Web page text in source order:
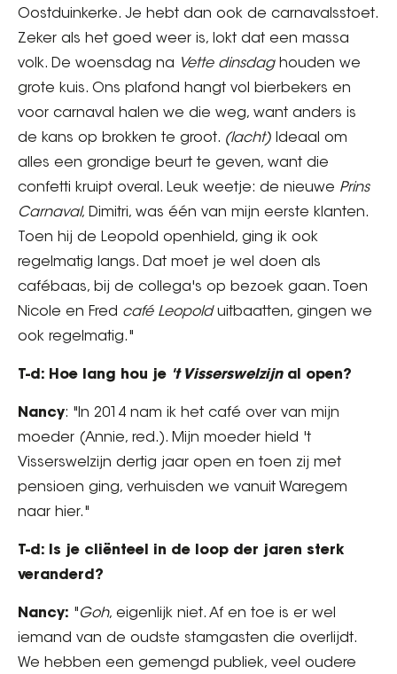
Oostduinkerke. Je hebt dan ook de carnavalsstoet.
Zeker als het goed weer is, lokt dat een massa
volk. De woensdag na Vette dinsdaghouden we
grote kuis. Ons plafond hangt vol bierbekers en
voor carnaval halen we die weg, want anders is
de kans op brokken te groot. (lacht) Ideaal om
alles een grondige beurt te geven, want die
confetti kruipt overal. Leuk weetje: de nieuwe Prins
Carnaval, Dimitri, was één van mijn eerste klanten.
Toen hij de Leopold openhield, ging ik ook
regelmatig langs. Dat moet je wel doen als
cafébaas, bij de collega's op bezoek gaan. Toen
Nicole en Fred café Leopolduitbaatten, gingen we
ook regelmatig."
T-d: Hoe lang hou je 't Visserswelzijnal open?
Nancy: "In 2014 nam ik het café over van mijn
moeder (Annie, red.). Mijn moeder hield 't
Visserswelzijn dertig jaar open en toen zij met
pensioen ging, verhuisden we vanuit Waregem
naar hier."
T-d: Is je cliënteel in de loop der jaren sterk
veranderd?
Nancy: "Goh, eigenlijk niet. Af en toe is er wel
iemand van de oudste stamgasten die overlijdt.
We hebben een gemengd publiek, veel oudere